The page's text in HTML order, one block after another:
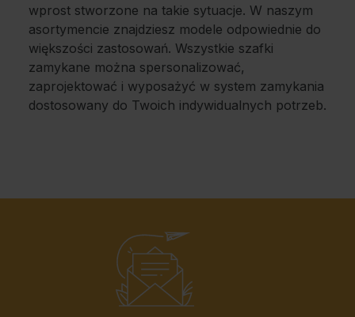
wprost stworzone na takie sytuacje. W naszym
asortymencie znajdziesz modele odpowiednie do
większości zastosowań. Wszystkie szafki
zamykane można spersonalizować,
zaprojektować i wyposażyć w system zamykania
dostosowany do Twoich indywidualnych potrzeb.